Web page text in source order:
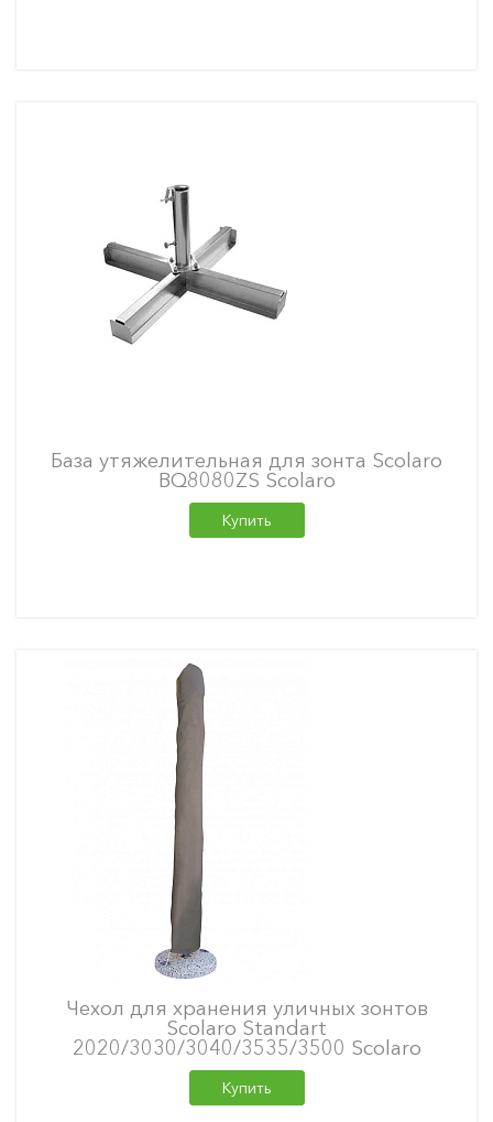
База утяжелительная для зонта Scolaro
BQ8080ZS Scolaro
Купить
Чехол для хранения уличных зонтов
Scolaro Standart
2020/3030/3040/3535/3500 Scolaro
Купить